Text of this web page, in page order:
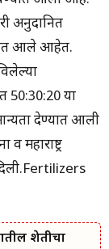
अनुदानित
आले आहेत.
50:30:20 या
देण्यात आली
महाराष्ट्र
दिली.Fertilizers
शेतीचा